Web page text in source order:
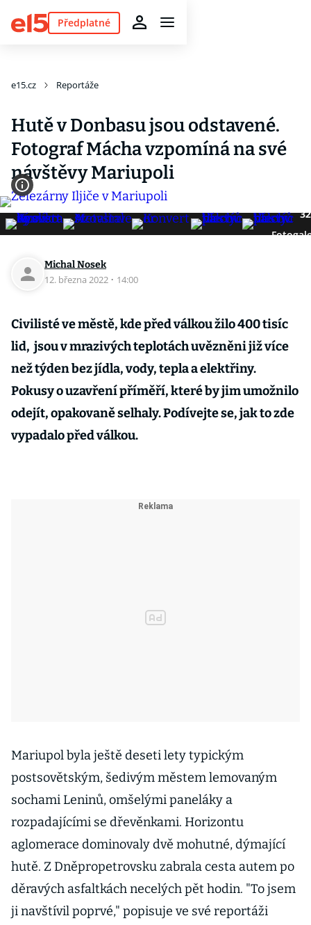
Předplatné
e15.cz Reportáže
Hutě v Donbasu jsou odstavené.
Fotograf Mácha vzpomíná na své
návštěvy Mariupoli
32
Michal Nosek
12. března 2022 · 14:00
Civilisté ve městě, kde před válkou žilo 400 tisíc
lid, jsou v mrazivých teplotách uvězněni již více
než týden bez jídla, vody, tepla a elektřiny.
Pokusy o uzavření příměří, které by jim umožnilo
odejít, opakovaně selhaly. Podívejte se, jak to zde
vypadalo před válkou.
Mariupol byla ještě deseti lety typickým
postsovětským, šedivým městem lemovaným
sochami Leninů, omšelými paneláky a
rozpadajícími se dřevěnkami. Horizontu
aglomerace dominovaly dvě mohutné, dýmající
hutě. Z Dněpropetrovsku zabrala cesta autem po
děravých asfaltkách necelých pět hodin. "To jsem
ji navštívil poprvé," popisuje ve své reportáži